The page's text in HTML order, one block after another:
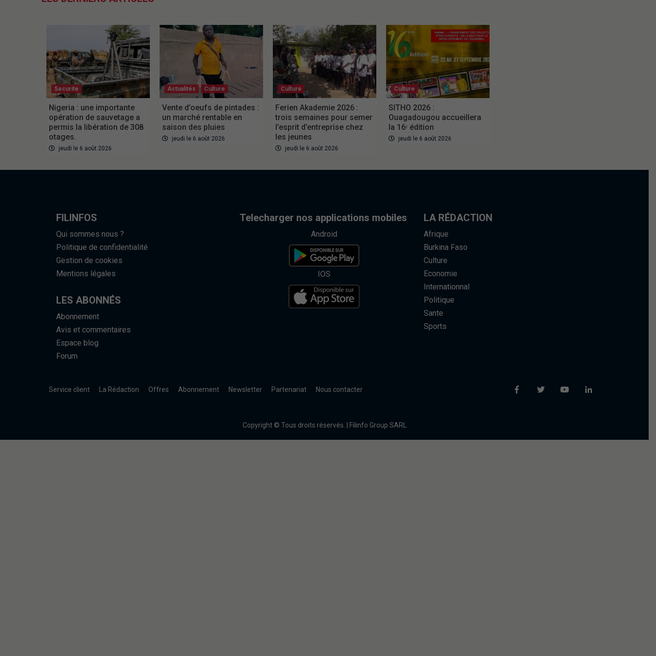
Securite
Nigeria : une importante
opération de sauvetage a
permis la libération de 308
otages.
jeudi le 6 août 2026
Actualités Culture
Vente d’oeufs de pintades :
un marché rentable en
saison des pluies
jeudi le 6 août 2026
Culture
Ferien Akademie 2026 :
trois semaines pour semer
l’esprit d’entreprise chez
les jeunes
jeudi le 6 août 2026
Culture
SITHO 2026 :
Ouagadougou accueillera
la 16ᵉ édition
jeudi le 6 août 2026
FILINFOS
Qui sommes nous ?
Politique de confidentialité
Gestion de cookies
Mentions légales
LES ABONNÉS
Abonnement
Avis et commentaires
Espace blog
Forum
Telecharger nos applications mobiles
Android
IOS
LA RÉDACTION
Afrique
Burkina Faso
Culture
Economie
Internationnal
Politique
Sante
Sports
Service client La Rédaction Offres Abonnement Newsletter Partenariat Nous contacter
Copyright © Tous droits réservés. | Filinfo Group SARL